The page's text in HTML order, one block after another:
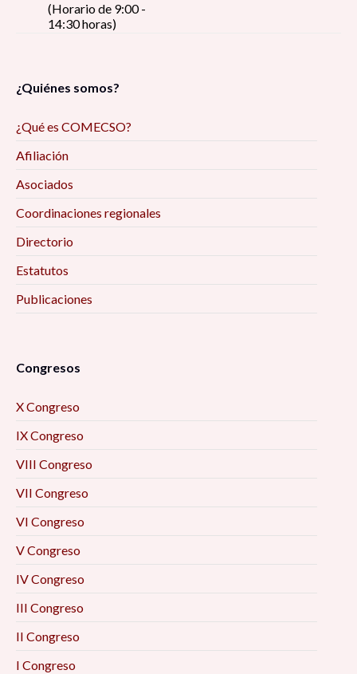
(Horario de 9:00 -
14:30 horas)
¿Quiénes somos?
¿Qué es COMECSO?
Afiliación
Asociados
Coordinaciones regionales
Directorio
Estatutos
Publicaciones
Congresos
X Congreso
IX Congreso
VIII Congreso
VII Congreso
VI Congreso
V Congreso
IV Congreso
III Congreso
II Congreso
I Congreso